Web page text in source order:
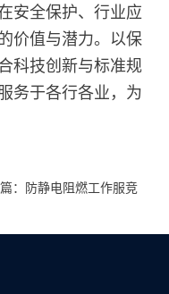
安全保护、行业应
价值与潜力。以保
科技创新与标准规
务于各行各业，为
：防静电阻燃工作服竞